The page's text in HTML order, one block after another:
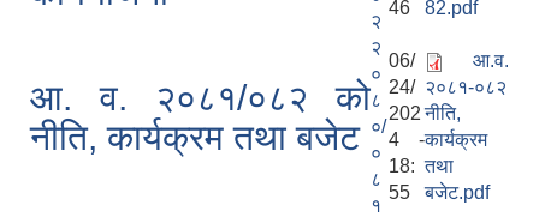
२
46
82.pdf
आ. व. २०८१/०८२ को
नीति, कार्यक्रम तथा बजेट
२
०
८
०/
०
८
१
06/
24/
202
4 -
18:
55
आ.व.
२०८१-०८२
नीति,
कार्यक्रम
तथा
बजेट.pdf